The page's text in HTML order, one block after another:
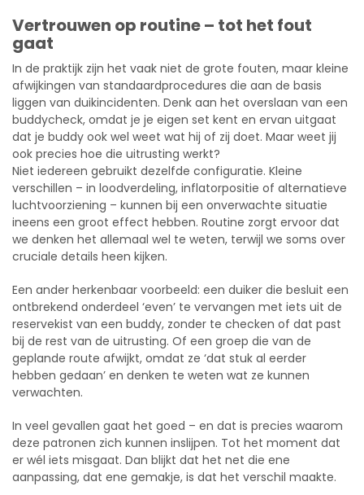
Vertrouwen op routine – tot het fout
gaat
In de praktijk zijn het vaak niet de grote fouten, maar kleine
afwijkingen van standaardprocedures die aan de basis
liggen van duikincidenten. Denk aan het overslaan van een
buddycheck, omdat je je eigen set kent en ervan uitgaat
dat je buddy ook wel weet wat hij of zij doet. Maar weet jij
ook precies hoe die uitrusting werkt?
Niet iedereen gebruikt dezelfde configuratie. Kleine
verschillen – in loodverdeling, inflatorpositie of alternatieve
luchtvoorziening – kunnen bij een onverwachte situatie
ineens een groot effect hebben. Routine zorgt ervoor dat
we denken het allemaal wel te weten, terwijl we soms over
cruciale details heen kijken.
Een ander herkenbaar voorbeeld: een duiker die besluit een
ontbrekend onderdeel ‘even’ te vervangen met iets uit de
reservekist van een buddy, zonder te checken of dat past
bij de rest van de uitrusting. Of een groep die van de
geplande route afwijkt, omdat ze ‘dat stuk al eerder
hebben gedaan’ en denken te weten wat ze kunnen
verwachten.
In veel gevallen gaat het goed – en dat is precies waarom
deze patronen zich kunnen inslijpen. Tot het moment dat
er wél iets misgaat. Dan blijkt dat het net die ene
aanpassing, dat ene gemakje, is dat het verschil maakte.